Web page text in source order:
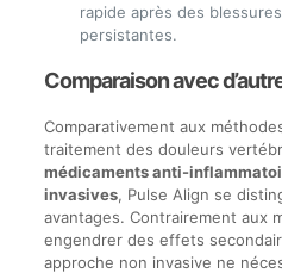
rapide après des
persistantes.
Comparaison avec
Comparativement aux
traitement des douleurs
médicaments anti-
invasives, Pulse Align se
avantages. Contrairement aux
engendrer des effets
approche non invasive ne